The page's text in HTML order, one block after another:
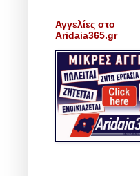
Αγγελίες στο
Aridaia365.gr